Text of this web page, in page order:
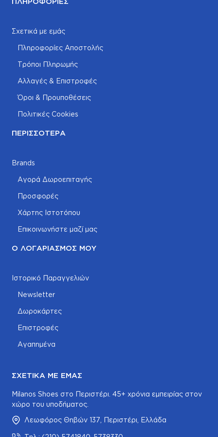
Σχετικά με εμάς
Πληροφορίες Αποστολής
Τρόποι Πληρωμής
Αλλαγές & Επιστροφές
Όροι & Προυποθέσεις
Πολιτικές Cookies
ΠΕΡΙΣΣΌΤΕΡΑ
Brands
Αγορά Δωροεπιταγής
Προσφορές
Χάρτης Ιστοτόπου
Επικοινωνήστε μαζί μας
Ο ΛΟΓΑΡΙΑΣΜΌΣ ΜΟΥ
Ιστορικό Παραγγελιών
Newsletter
Δωροκάρτες
Επιστροφές
Αγαπημένα
ΣΧΕΤΙΚΆ ΜΕ ΕΜΆΣ
Milanos Shoes στο Περιστέρι. 45+ χρόνια εμπειρίας στον
χώρο του υποδήματος.
Λεωφόρος Θηβών 137, Περιστέρι, Ελλάδα